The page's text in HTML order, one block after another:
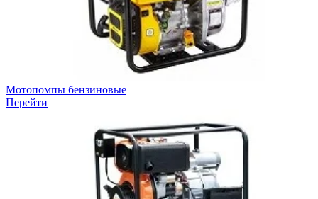
Мотопомпы бензиновые
Перейти